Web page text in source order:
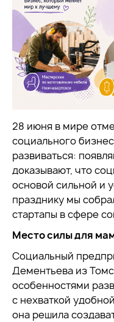
28 июня в мире
социального
развиваться:
доказывают, что
основой сильной и
празднику мы
стартапы в сфере
Место силы для
Социальный
Дементьева из
особенностями
с нехваткой
она решила